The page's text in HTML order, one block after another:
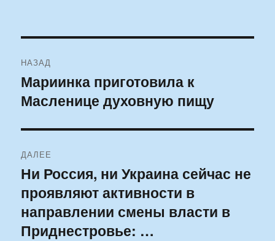
по
записям
НАЗАД
Предыдущая
запись:
Мариинка приготовила к
Масленице духовную пищу
ДАЛЕЕ
Следующая
запись:
Ни Россия, ни Украина сейчас не
проявляют активности в
направлении смены власти в
Приднестровье: …